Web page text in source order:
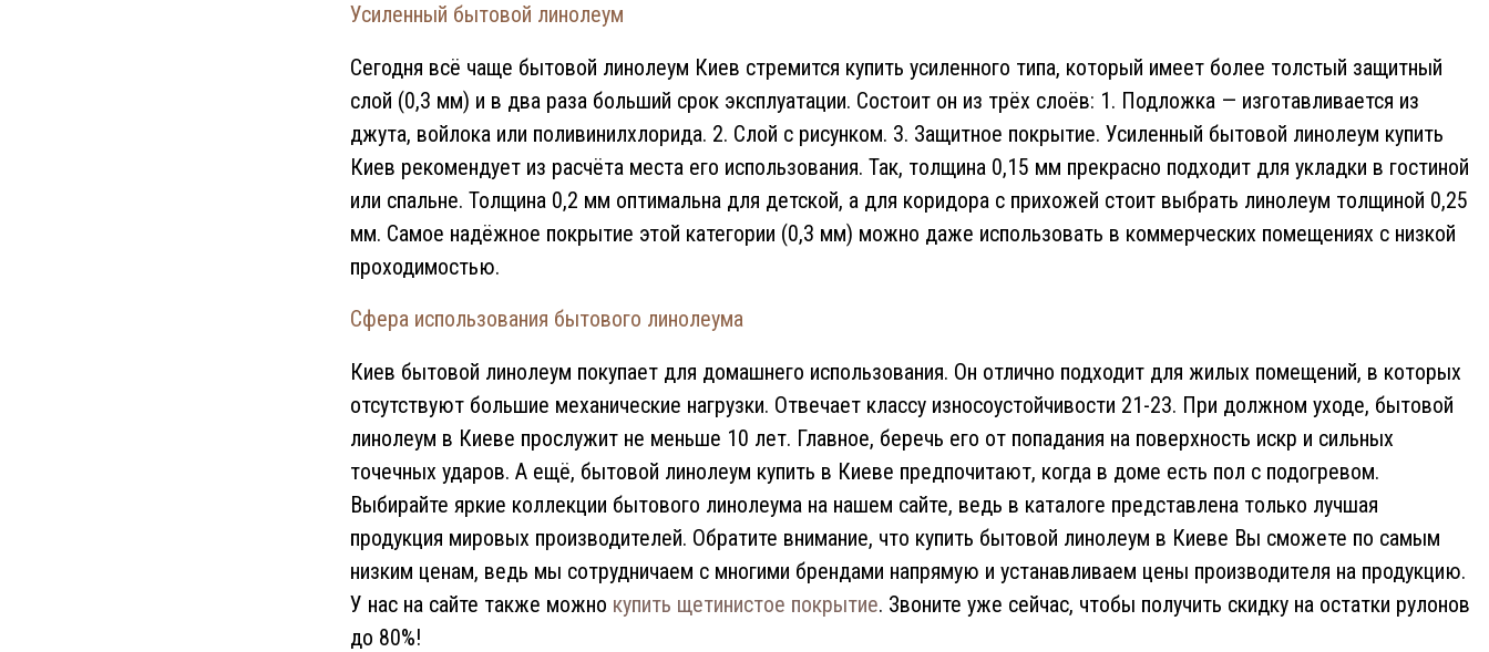
Усиленный бытовой линолеум
Сегодня всё чаще бытовой линолеум Киев стремится купить усиленного типа, который имеет более толстый защитный
слой (0,3 мм) и в два раза больший срок эксплуатации. Состоит он из трёх слоёв: 1. Подложка — изготавливается из
джута, войлока или поливинилхлорида. 2. Слой с рисунком. 3. Защитное покрытие. Усиленный бытовой линолеум купить
Киев рекомендует из расчёта места его использования. Так, толщина 0,15 мм прекрасно подходит для укладки в гостиной
или спальне. Толщина 0,2 мм оптимальна для детской, а для коридора с прихожей стоит выбрать линолеум толщиной 0,25
мм. Самое надёжное покрытие этой категории (0,3 мм) можно даже использовать в коммерческих помещениях с низкой
проходимостью.
Сфера использования бытового линолеума
Киев бытовой линолеум покупает для домашнего использования. Он отлично подходит для жилых помещений, в которых
отсутствуют большие механические нагрузки. Отвечает классу износоустойчивости 21-23. При должном уходе, бытовой
линолеум в Киеве прослужит не меньше 10 лет. Главное, беречь его от попадания на поверхность искр и сильных
точечных ударов. А ещё, бытовой линолеум купить в Киеве предпочитают, когда в доме есть пол с подогревом.
Выбирайте яркие коллекции бытового линолеума на нашем сайте, ведь в каталоге представлена только лучшая
продукция мировых производителей. Обратите внимание, что купить бытовой линолеум в Киеве Вы сможете по самым
низким ценам, ведь мы сотрудничаем с многими брендами напрямую и устанавливаем цены производителя на продукцию.
У нас на сайте также можно купить щетинистое покрытие. Звоните уже сейчас, чтобы получить скидку на остатки рулонов
до 80%!